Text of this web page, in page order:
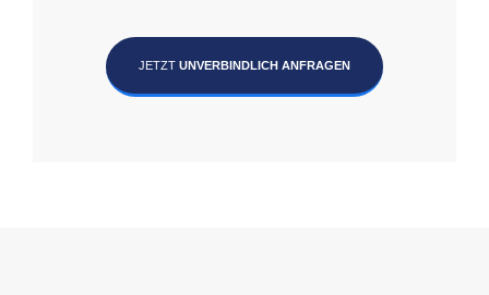
JETZT UNVERBINDLICH ANFRAGEN